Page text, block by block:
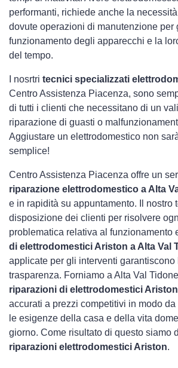
performanti, richiede anche la
dovute operazioni di manutenzione per
funzionamento degli apparecchi e la
del tempo.
I nosrtri tecnici specializzati
Centro Assistenza Piacenza, sono
di tutti i clienti che necessitano di un
riparazione di guasti o
Aggiustare un elettrodomestico non
semplice!
Centro Assistenza Piacenza offre un
riparazione elettrodomestico a Alta
e in rapidità su appuntamento. Il nostro
disposizione dei clienti per risolvere
problematica relativa al funzionamento
di elettrodomestici Ariston a Alta Val
applicate per gli interventi garantiscono
trasparenza. Forniamo a Alta Val
riparazioni di elettrodomestici Ariston
accurati a prezzi competitivi in modo
le esigenze della casa e della vita
giorno. Come risultato di questo siamo
riparazioni elettrodomestici Ariston.